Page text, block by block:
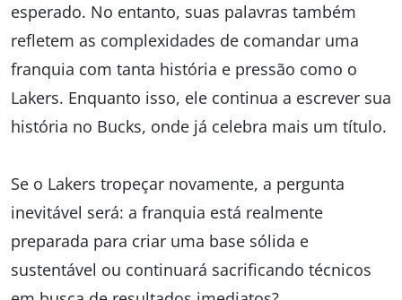
esperado. No entanto, suas palavras também
refletem as complexidades de comandar uma
franquia com tanta história e pressão como o
Lakers. Enquanto isso, ele continua a escrever sua
história no Bucks, onde já celebra mais um título.
Se o Lakers tropeçar novamente, a pergunta
inevitável será: a franquia está realmente
preparada para criar uma base sólida e
sustentável ou continuará sacrificando técnicos